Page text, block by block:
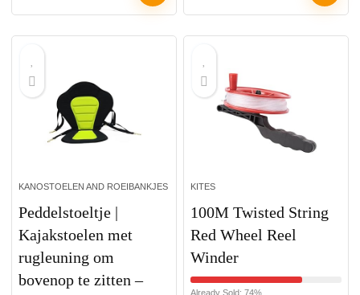
KANOSTOELEN AND ROEIBANKJES
Peddelstoeltje |
Kajakstoelen met
rugleuning om
bovenop te zitten –
KITES
100M Twisted String
Red Wheel Reel
Winder
Already Sold: 74%